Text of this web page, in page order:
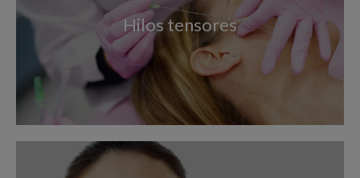
Hilos tensores